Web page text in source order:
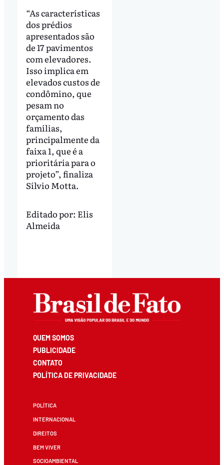
“As características
dos prédios
apresentados são
de 17 pavimentos
com elevadores.
Isso implica em
elevados custos de
condômino, que
pesam no
orçamento das
famílias,
principalmente da
faixa 1, que é a
prioritária para o
projeto”, finaliza
Sílvio Motta.
Editado por: Elis
Almeida
QUEM SOMOS
PUBLICIDADE
CONTATO
POLÍTICA DE PRIVACIDADE
POLÍTICA
INTERNACIONAL
DIREITOS
BEM VIVER
SOCIOAMBIENTAL